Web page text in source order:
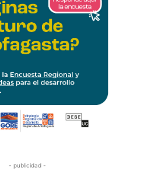
- publicidad -